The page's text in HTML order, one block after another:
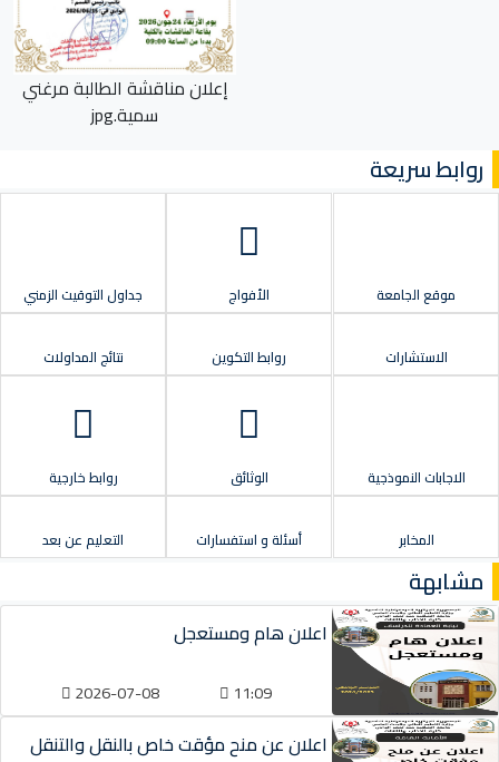
إعلان مناقشة الطالبة مرغني
سمية.jpg
روابط سريعة
موقع الجامعة الأفواج جداول التوقيت الزمني
الاستشارات روابط التكوين نتائج المداولات
الاجابات النموذجية الوثائق روابط خارجية
المخابر أسئلة و استفسارات التعليم عن بعد
مشابهة
اعلان هام ومستعجل
11:09
2026-07-08
اعلان عن منح مؤقت خاص بالنقل والتنقل